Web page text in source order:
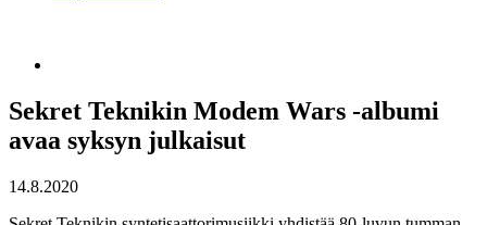
Sekret Teknikin Modem Wars -albumi
avaa syksyn julkaisut
14.8.2020